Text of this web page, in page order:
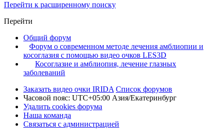
Перейти к расширенному поиску
Перейти
Общий форум
Форум о современном методе лечения амблиопии и
косоглазия с помощью видео очков LES3D
Косоглазие и амблиопия, лечение глазных
заболеваний
Заказать видео очки IRIDA Список форумов
Часовой пояс: UTC+05:00 Азия/Екатеринбург
Удалить cookies форума
Наша команда
Связаться с администрацией